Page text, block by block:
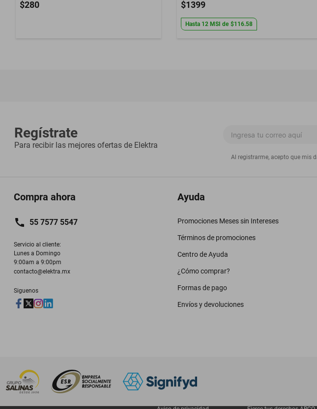
$280 $1399
Hasta 12 MSI de $116.58
Regístrate
Para recibir las mejores ofertas de Elektra
Al registrarme, acepto que mis
Compra ahora
55 7577 5547
Servicio al cliente:
Lunes a Domingo
9:00am a 9:00pm
contacto@elektra.mx
Siguenos
Ayuda
Promociones Meses sin Intereses
Términos de promociones
Centro de Ayuda
¿Cómo comprar?
Formas de pago
Envíos y devoluciones